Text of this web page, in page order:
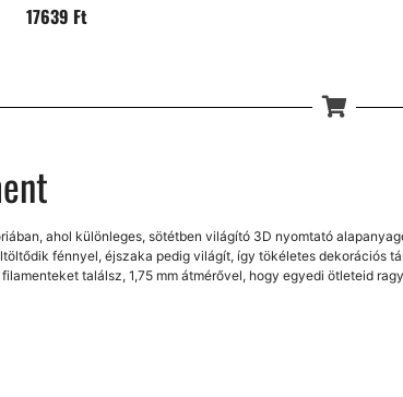
17639 Ft
ahol különleges, sötétben világító 3D nyomtató
fénnyel, éjszaka pedig világít, így tökéletes dekorációs
találsz, 1,75 mm átmérővel, hogy egyedi ötleteid